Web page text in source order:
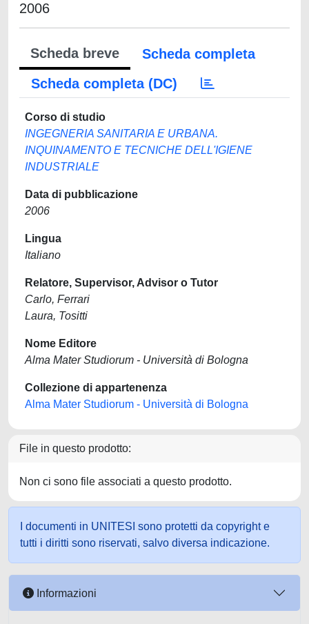
2006
Scheda breve
Scheda completa
Scheda completa (DC)
Corso di studio
INGEGNERIA SANITARIA E URBANA.
INQUINAMENTO E TECNICHE DELL'IGIENE
INDUSTRIALE
Data di pubblicazione
2006
Lingua
Italiano
Relatore, Supervisor, Advisor o Tutor
Carlo, Ferrari
Laura, Tositti
Nome Editore
Alma Mater Studiorum - Università di Bologna
Collezione di appartenenza
Alma Mater Studiorum - Università di Bologna
File in questo prodotto:
Non ci sono file associati a questo prodotto.
I documenti in UNITESI sono protetti da copyright e
tutti i diritti sono riservati, salvo diversa indicazione.
Informazioni